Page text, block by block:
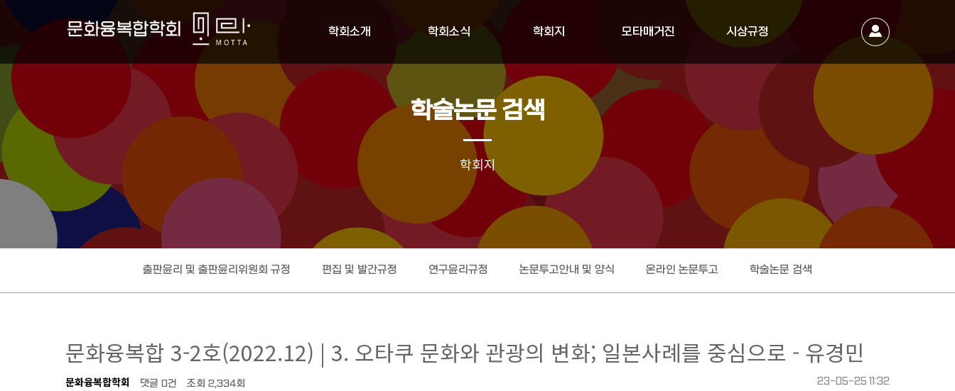
학회소개 학회소식 학회지 모타매거진 시상규정
학술논문 검색
학회지
출판윤리 및 출판윤리위원회 규정 편집 및 발간규정 연구윤리규정 논문투고안내 및 양식 온라인 논문투고 학술논문 검색
문화융복합 3-2호(2022.12) | 3. 오타쿠 문화와 관광의 변화; 일본사례를 중심으로 - 유경민
문화융복합학회 댓글 0건 조회 2,334회 23-05-25 11:32